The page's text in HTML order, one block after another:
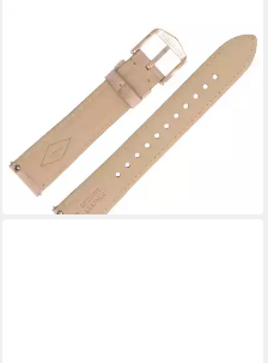
Uhrenarmband 18mm Leder
Beige ES-3816 LB-ES3816
38,99 €
lieferbar - in 2-3 Werktagen bei dir